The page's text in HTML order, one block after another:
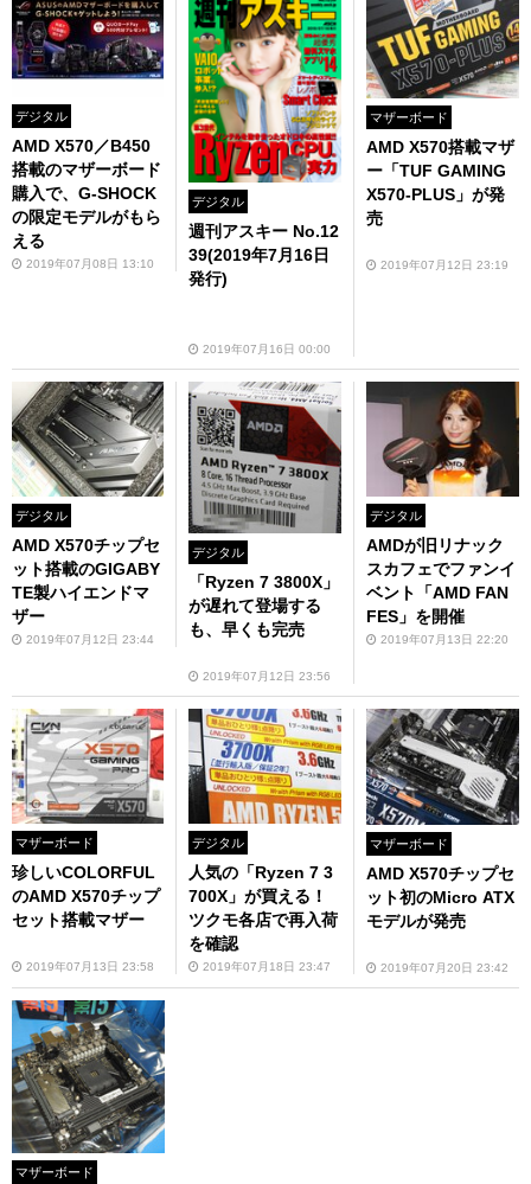
デジタル
AMD X570／B450
搭載のマザーボード
購入で、G-SHOCK
の限定モデルがもら
える
2019年07月08日 13:10
デジタル
週刊アスキー No.12
39(2019年7月16日
発行)
2019年07月16日 00:00
マザーボード
AMD X570搭載マザ
ー「TUF GAMING
X570-PLUS」が発
売
2019年07月12日 23:19
デジタル
AMD X570チップセ
ット搭載のGIGABY
TE製ハイエンドマ
ザー
2019年07月12日 23:44
デジタル
「Ryzen 7 3800X」
が遅れて登場する
も、早くも完売
2019年07月12日 23:56
デジタル
AMDが旧リナック
スカフェでファンイ
ベント「AMD FAN
FES」を開催
2019年07月13日 22:20
マザーボード
珍しいCOLORFUL
のAMD X570チップ
セット搭載マザー
2019年07月13日 23:58
デジタル
人気の「Ryzen 7 3
700X」が買える！
ツクモ各店で再入荷
を確認
2019年07月18日 23:47
マザーボード
AMD X570チップセ
ット初のMicro ATX
モデルが発売
2019年07月20日 23:42
マザーボード